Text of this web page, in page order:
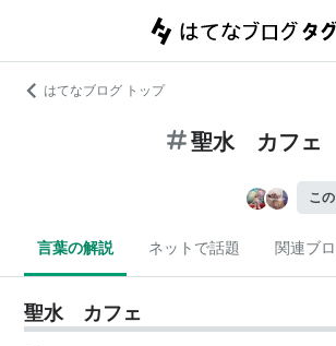
はてなブログ トップ
聖水 カフェ
こ
言葉の解説 ネットで話題 関連ブ
聖水 カフェ